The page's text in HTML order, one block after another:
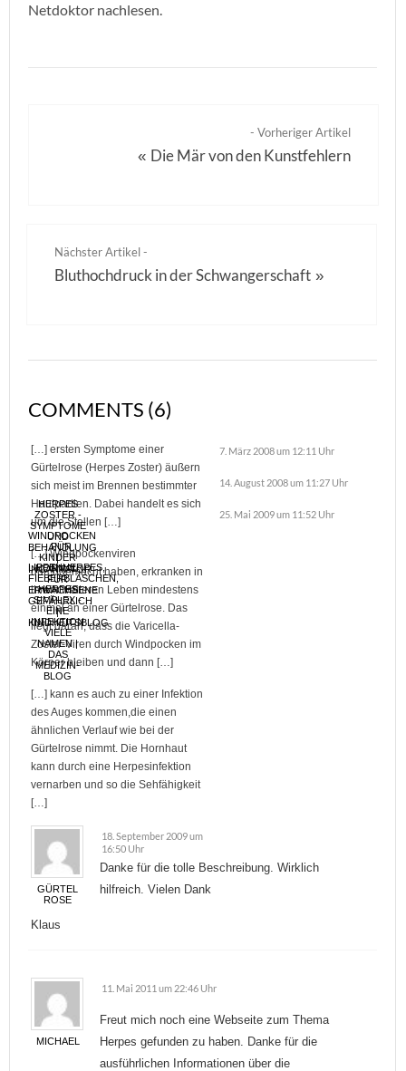
Netdoktor nachlesen.
- Vorheriger Artikel
« Die Mär von den Kunstfehlern
Nächster Artikel -
Bluthochdruck in der Schwangerschaft »
COMMENTS (6)
HERPES
ZOSTER -
SYMPTOME
UND
BEHANDLUNG
|
INCANTATOR
7. März 2008 um 12:11 Uhr
[…] ersten Symptome einer
Gürtelrose (Herpes Zoster) äußern
sich meist im Brennen bestimmter
Hautpartien. Dabei handelt es sich
um die Stellen […]
WINDPOCKEN
- FÜR
KINDER
NORMAL,
FÜR
ERWACHSENE
GEFÄHRLICH
|
KINDHEITSBLOG
14. August 2008 um 11:27 Uhr
[…] Windpockenviren
durchgemacht haben, erkranken in
ihrem weiteren Leben mindestens
einmal an einer Gürtelrose. Das
liegt daran, dass die Varicella-
Zoster-Viren durch Windpocken im
Körper bleiben und dann […]
LIPPENHERPES,
FIEBERBLÄSCHEN,
HERPES
SIMPLEX -
EINE
INFEKTION
VIELE
NAMEN |
DAS
MEDIZIN-
BLOG
25. Mai 2009 um 11:52 Uhr
[…] kann es auch zu einer Infektion
des Auges kommen,die einen
ähnlichen Verlauf wie bei der
Gürtelrose nimmt. Die Hornhaut
kann durch eine Herpesinfektion
vernarben und so die Sehfähigkeit
[…]
GÜRTEL
ROSE
18. September 2009 um
16:50 Uhr
Danke für die tolle Beschreibung. Wirklich
hilfreich. Vielen Dank
Klaus
MICHAEL
11. Mai 2011 um 22:46 Uhr
Freut mich noch eine Webseite zum Thema
Herpes gefunden zu haben. Danke für die
ausführlichen Informationen über die